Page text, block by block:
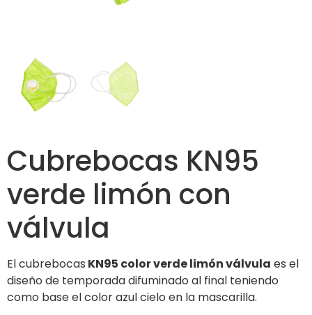
Cubrebocas KN95
verde limón con
válvula
El cubrebocas KN95 color verde limón válvula es el
diseño de temporada difuminado al final teniendo
como base el color azul cielo en la mascarilla.